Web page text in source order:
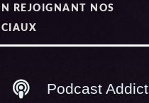
REJOIGNANT NOS
Podcast Addict